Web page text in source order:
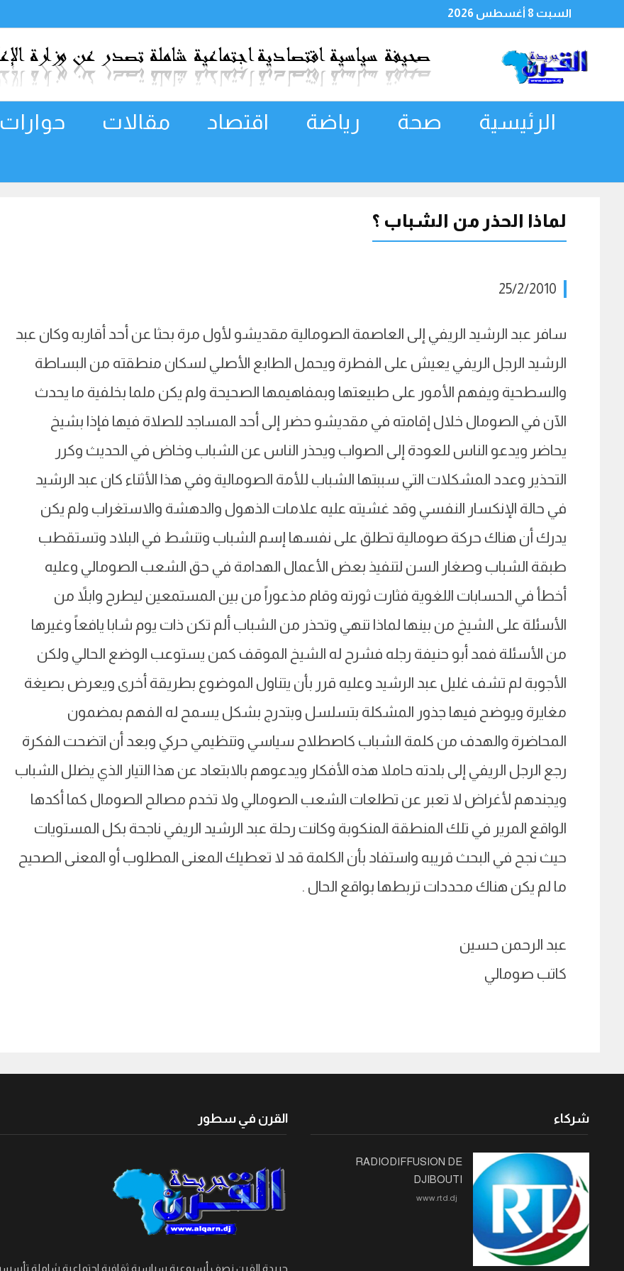
السبت 8 أغسطس 2026
الرئيسية صحة رياضة اقتصاد مقالات حوارات
لماذا الحذر من الشباب ؟
25/2/2010
سافر عبد الرشيد الريفي إلى العاصمة الصومالية مقديشو لأول مرة بحثا عن أحد أقاربه وكان عبد
الرشيد الرجل الريفي يعيش على الفطرة ويحمل الطابع الأصلي لسكان منطقته من البساطة
والسطحية ويفهم الأمور على طبيعتها وبمفاهيمها الصحيحة ولم يكن ملما بخلفية ما يحدث
الآن في الصومال خلال إقامته في مقديشو حضر إلى أحد المساجد للصلاة فيها فإذا بشيخ
يحاضر ويدعو الناس للعودة إلى الصواب ويحذر الناس عن الشباب وخاض في الحديث وكرر
التحذير وعدد المشكلات التي سببتها الشباب للأمة الصومالية وفي هذا الأثناء كان عبد الرشيد
في حالة الإنكسار النفسي وقد غشيته عليه علامات الذهول والدهشة والاستغراب ولم يكن
يدرك أن هناك حركة صومالية تطلق على نفسها إسم الشباب وتنشط في البلاد وتستقطب
طبقة الشباب وصغار السن لتنفيذ بعض الأعمال الهدامة في حق الشعب الصومالي وعليه
أخطأ في الحسابات اللغوية فثارت ثورته وقام مذعوراً من بين المستمعين ليطرح وابلاً من
الأسئلة على الشيخ من بينها لماذا تنهي وتحذر من الشباب ألم تكن ذات يوم شابا يافعاً وغيرها
من الأسئلة فمد أبو حنيفة رجله فشرح له الشيخ الموقف كمن يستوعب الوضع الحالي ولكن
الأجوبة لم تشف غليل عبد الرشيد وعليه قرر بأن يتناول الموضوع بطريقة أخرى ويعرض بصيغة
مغايرة ويوضح فيها جذور المشكلة بتسلسل وبتدرج بشكل يسمح له الفهم بمضمون
المحاضرة والهدف من كلمة الشباب كاصطلاح سياسي وتنظيمي حركي وبعد أن اتضحت الفكرة
رجع الرجل الريفي إلى بلدته حاملا هذه الأفكار ويدعوهم بالابتعاد عن هذا التيار الذي يضلل الشباب
ويجندهم لأغراض لا تعبر عن تطلعات الشعب الصومالي ولا تخدم مصالح الصومال كما أكدها
الواقع المرير في تلك المنطقة المنكوبة وكانت رحلة عبد الرشيد الريفي ناجحة بكل المستويات
حيث نجح في البحث قريبه واستفاد بأن الكلمة قد لا تعطيك المعنى المطلوب أو المعنى الصحيح
ما لم يكن هناك محددات تربطها بواقع الحال .
عبد الرحمن حسين
كاتب صومالي
القرن في سطور شركاء
RADIODIFFUSION DE
DJIBOUTI